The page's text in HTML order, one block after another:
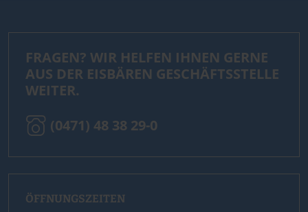
FRAGEN? WIR HELFEN IHNEN GERNE
AUS DER EISBÄREN GESCHÄFTSSTELLE
WEITER.
(0471) 48 38 29-0
ÖFFNUNGSZEITEN